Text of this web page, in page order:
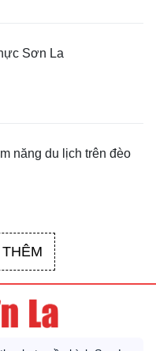
Sơn La
năng du lịch trên đèo